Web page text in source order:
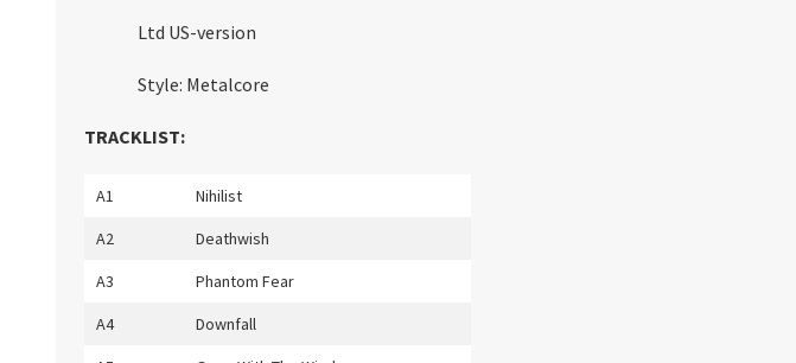
Ltd US-version
Style: Metalcore
TRACKLIST:
A1
Nihilist
A2
Deathwish
A3
Phantom Fear
A4
Downfall